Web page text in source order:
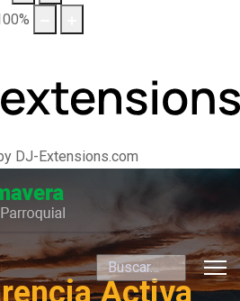
%
DJ-Extensions.com
Buscar
Activa